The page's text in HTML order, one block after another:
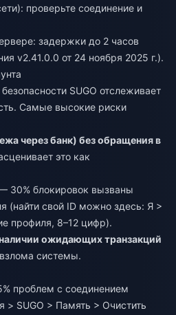
проверьте соединение и
задержки до 2 часов
v2.41.0.0 от 24 ноября 2025 г.).
SUGO отслеживает
Самые высокие риски
через банк) без обращения в
это как
30% блокировок вызваны
(найти свой ID можно здесь: Я >
профиля, 8–12 цифр).
ожидающих транзакций
системы.
проблем с соединением
> SUGO > Память > Очистить